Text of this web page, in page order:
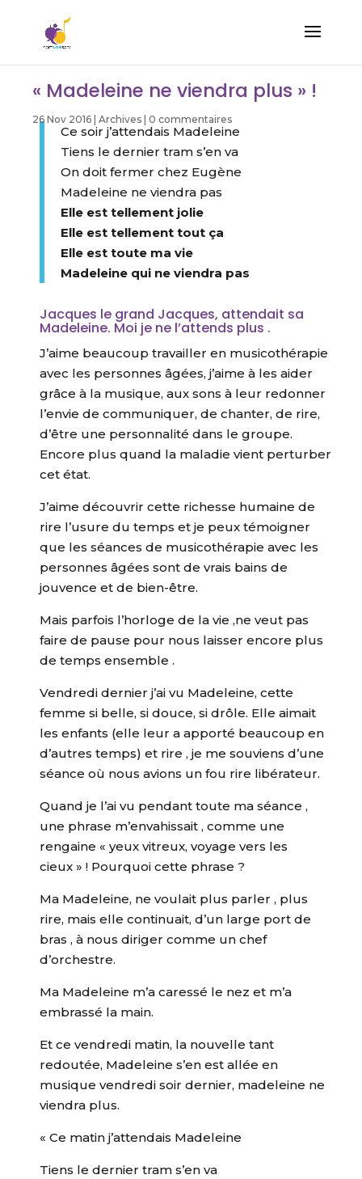
« Madeleine ne viendra plus » !
26 Nov 2016 |Archives 0 commentaires
Ce soir j’attendais Madeleine
Tiens le dernier tram s’en va
On doit fermer chez Eugène
Madeleine ne viendra pas
Elle est tellement jolie
Elle est tellement tout ça
Elle est toute ma vie
Madeleine qui ne viendra pas
Jacques le grand Jacques, attendait sa
Madeleine. Moi je ne l’attends plus .
J’aime beaucoup travailler en musicothérapie
avec les personnes âgées, j’aime à les aider
grâce à la musique, aux sons à leur redonner
l’envie de communiquer, de chanter, de rire,
d’être une personnalité dans le groupe.
Encore plus quand la maladie vient perturber
cet état.
J’aime découvrir cette richesse humaine de
rire l’usure du temps et je peux témoigner
que les séances de musicothérapie avec les
personnes âgées sont de vrais bains de
jouvence et de bien-être.
Mais parfois l’horloge de la vie ,ne veut pas
faire de pause pour nous laisser encore plus
de temps ensemble .
Vendredi dernier j’ai vu Madeleine, cette
femme si belle, si douce, si drôle. Elle aimait
les enfants (elle leur a apporté beaucoup en
d’autres temps) et rire , je me souviens d’une
séance où nous avions un fou rire libérateur.
Quand je l’ai vu pendant toute ma séance ,
une phrase m’envahissait , comme une
rengaine « yeux vitreux, voyage vers les
cieux » ! Pourquoi cette phrase ?
Ma Madeleine, ne voulait plus parler , plus
rire, mais elle continuait, d’un large port de
bras , à nous diriger comme un chef
d’orchestre.
Ma Madeleine m’a caressé le nez et m’a
embrassé la main.
Et ce vendredi matin, la nouvelle tant
redoutée, Madeleine s’en est allée en
musique vendredi soir dernier, madeleine ne
viendra plus.
« Ce matin j’attendais Madeleine
Tiens le dernier tram s’en va